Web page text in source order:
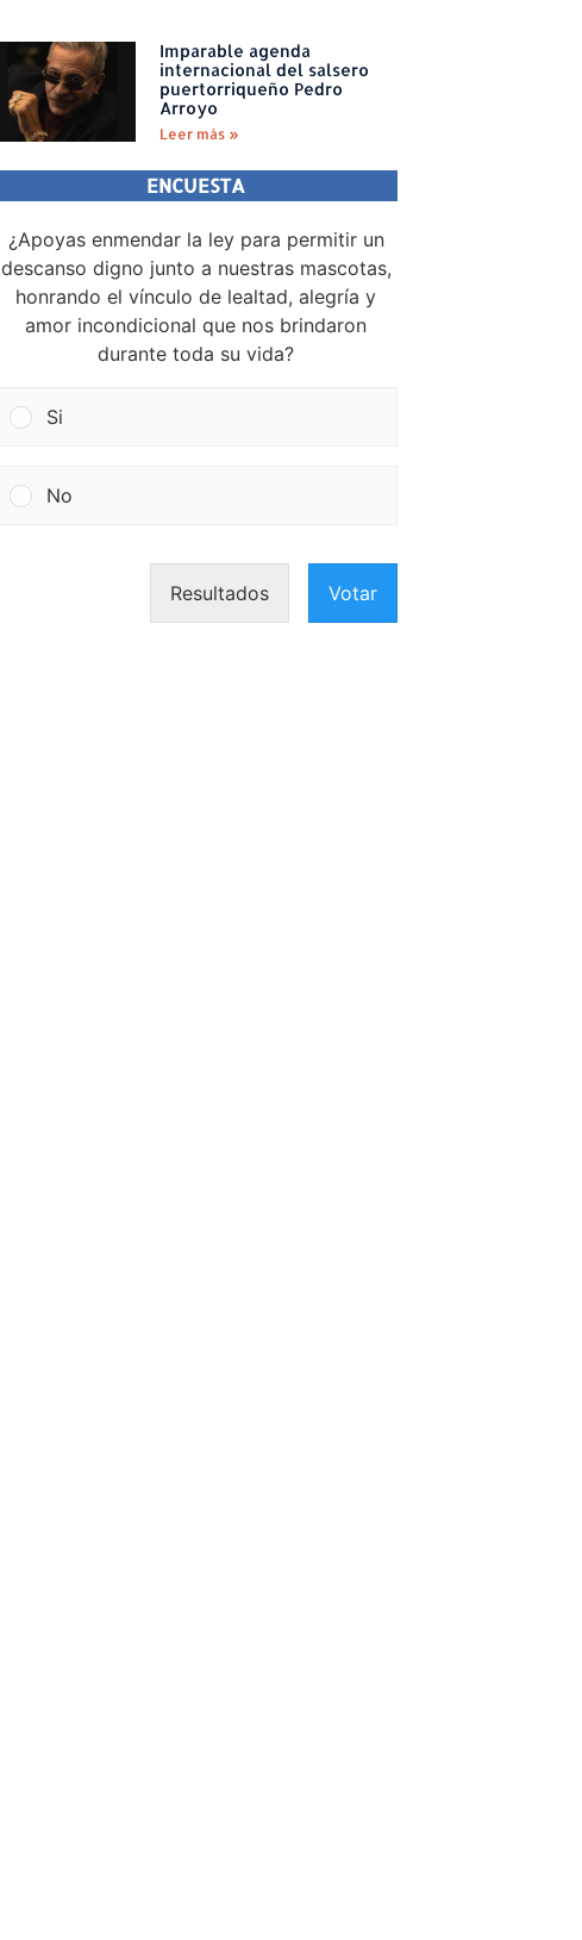
Imparable agenda
internacional del salsero
puertorriqueño Pedro
Arroyo
Leer más »
ENCUESTA
¿Apoyas enmendar la ley para permitir un
descanso digno junto a nuestras mascotas,
honrando el vínculo de lealtad, alegría y
amor incondicional que nos brindaron
durante toda su vida?
Si
No
Resultados Votar